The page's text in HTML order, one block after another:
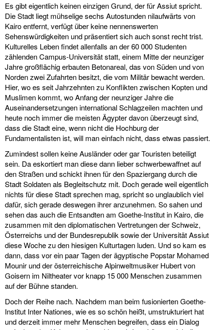
Es gibt eigentlich keinen einzigen Grund, der für Assiut spricht.
Die Stadt liegt mühselige sechs Autostunden nilaufwärts von
Kairo entfernt, verfügt über keine nennenswerten
Sehenswürdigkeiten und präsentiert sich auch sonst recht trist.
Kulturelles Leben findet allenfalls an der 60 000 Studenten
zählenden Campus-Universität statt, einem Mitte der neunziger
Jahre großflächig erbauten Betonareal, das von Süden und von
Norden zwei Zufahrten besitzt, die vom Militär bewacht werden.
Hier, wo es seit Jahrzehnten zu Konflikten zwischen Kopten und
Muslimen kommt, wo Anfang der neunziger Jahre die
Auseinandersetzungen international Schlagzeilen machten und
heute noch immer die meisten Ägypter davon überzeugt sind,
dass die Stadt eine, wenn nicht die Hochburg der
Fundamentalisten ist, will man einfach nicht, dass etwas passiert.
Zumindest sollen keine Ausländer oder gar Touristen beteiligt
sein. Da eskortiert man diese dann lieber schwerbewaffnet auf
den Straßen und schickt ihnen für den Spaziergang durch die
Stadt Soldaten als Begleitschutz mit. Doch gerade weil eigentlich
nichts für diese Stadt sprechen mag, spricht so unglaublich viel
dafür, sich gerade deswegen ihrer anzunehmen. So sahen und
sehen das auch die Entsandten am Goethe-Institut in Kairo, die
zusammen mit den diplomatischen Vertretungen der Schweiz,
Österreichs und der Bundesrepublik sowie der Universität Assiut
diese Woche zu den hiesigen Kulturtagen luden. Und so kam es
dann, dass vor ein paar Tagen der ägyptische Popstar Mohamed
Mounir und der österreichische Alpinweltmusiker Hubert von
Goisern im Niltheater vor knapp 15 000 Menschen zusammen
auf der Bühne standen.
Doch der Reihe nach. Nachdem man beim fusionierten Goethe-
Institut Inter Nationes, wie es so schön heißt, umstrukturiert hat
und derzeit immer mehr Menschen begreifen, dass ein Dialog